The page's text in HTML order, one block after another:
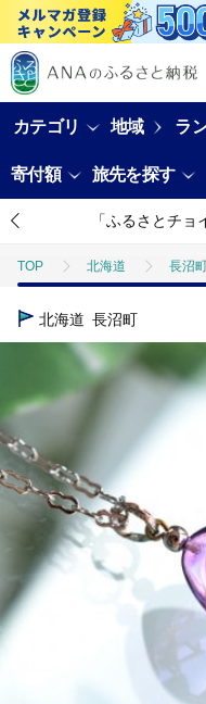
カテゴリ 地域 ラ
寄付額 旅先を探す
「ふるさとチ
TOP 北海道 長沼
TOP
ファッション
北海道 長沼町